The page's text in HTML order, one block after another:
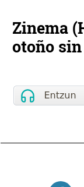
Zinema
otoño